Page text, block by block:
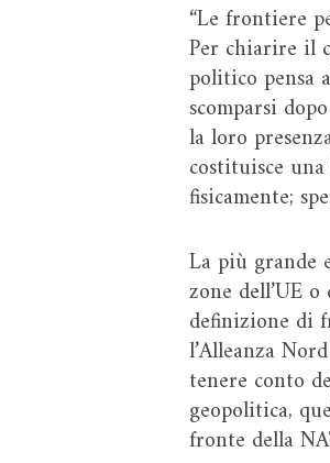
“Le frontiere
Per chiarire il
politico pensa
scomparsi
la loro
costituisce
fisicamente;
La più grande
zone dell’UE
definizione di
l’Alleanza
tenere conto
geopolitica,
fronte della